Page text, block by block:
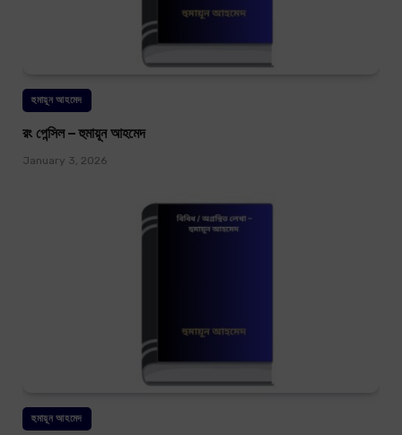
হুমায়ূন আহমেদ
রং পেন্সিল – হুমায়ূন আহমেদ
January 3, 2026
হুমায়ূন আহমেদ